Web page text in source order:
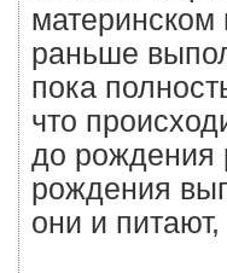
материнском
раньше
пока
что
до рождения
рождения
они и